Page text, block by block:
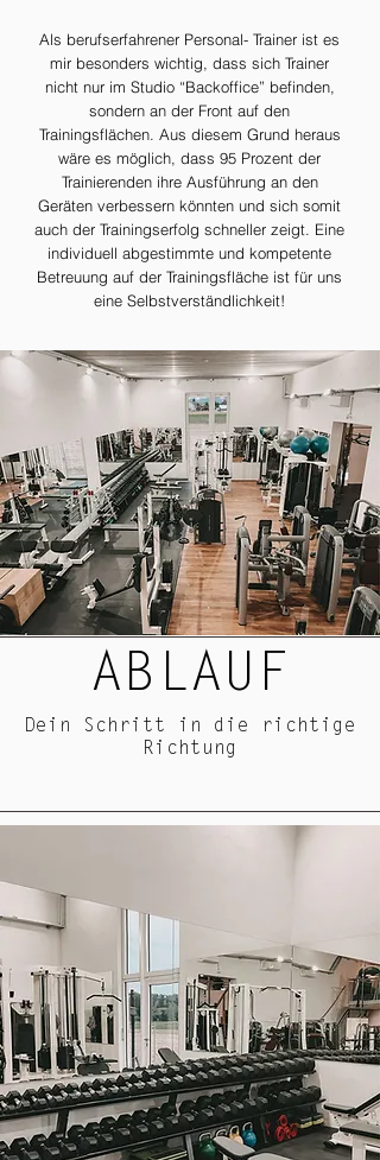
Als berufserfahrener Personal- Trainer ist es
mir besonders wichtig, dass sich Trainer
nicht nur im Studio “Backoffice” befinden,
sondern an der Front auf den
Trainingsflächen. Aus diesem Grund heraus
wäre es möglich, dass 95 Prozent der
Trainierenden ihre Ausführung an den
Geräten verbessern könnten und sich somit
auch der Trainingserfolg schneller zeigt. Eine
individuell abgestimmte und kompetente
Betreuung auf der Trainingsfläche ist für uns
eine Selbstverständlichkeit!
ABLAUF
Dein Schritt in die richtige
Richtung